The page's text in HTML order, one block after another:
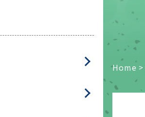
Home >